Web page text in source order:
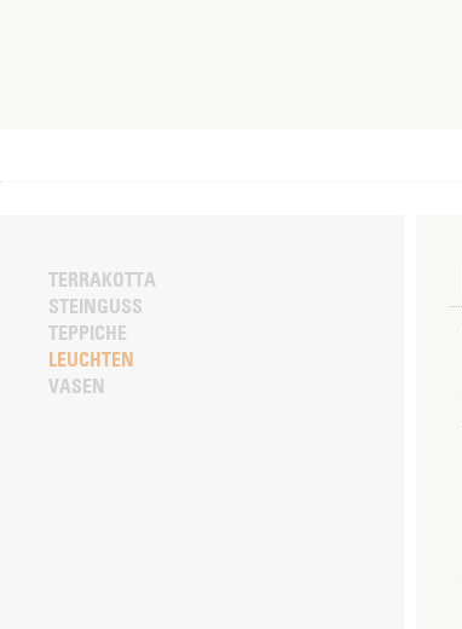
TERRAKOTTA
STEINGUSS
TEPPICHE
LEUCHTEN
VASEN